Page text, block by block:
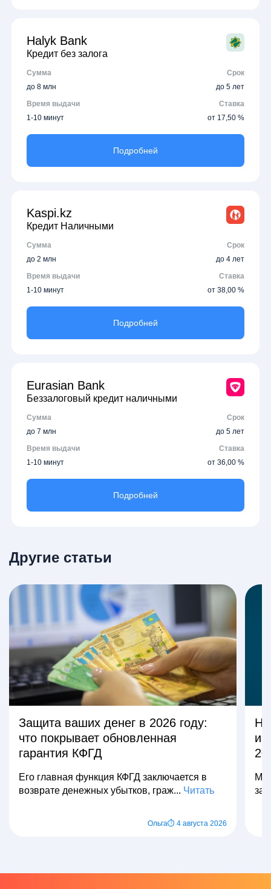
Halyk Bank
Кредит без залога
Сумма
Срок
до 8 млн
до 5 лет
Время выдачи
Ставка
1-10 минут
от 17,50 %
Подробней
Kaspi.kz
Кредит Наличными
Сумма
Срок
до 2 млн
до 4 лет
Время выдачи
Ставка
1-10 минут
от 38,00 %
Подробней
Eurasian Bank
Беззалоговый кредит наличными
Сумма
Срок
до 7 млн
до 5 лет
Время выдачи
Ставка
1-10 минут
от 36,00 %
Подробней
Другие статьи
Защита ваших денег в 2026 году:
что покрывает обновленная
гарантия КФГД
Его главная функция КФГД заключается в
возврате денежных убытков, граж... Читать
Ольга⏱ 4 августа 2026